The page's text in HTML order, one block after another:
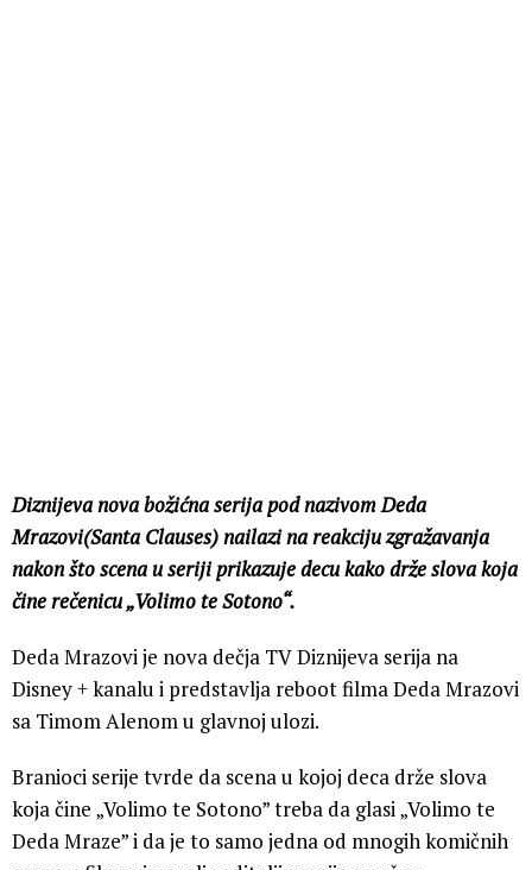
Diznijeva nova božićna serija pod nazivom Deda
Mrazovi(Santa Clauses) nailazi na reakciju zgražavanja
nakon što scena u seriji prikazuje decu kako drže slova koja
čine rečenicu „Volimo te Sotono“.
Deda Mrazovi je nova dečja TV Diznijeva serija na
Disney + kanalu i predstavlja reboot filma Deda Mrazovi
sa Timom Alenom u glavnoj ulozi.
Branioci serije tvrde da scena u kojoj deca drže slova
koja čine „Volimo te Sotono” treba da glasi „Volimo te
Deda Mraze” i da je to samo jedna od mnogih komičnih